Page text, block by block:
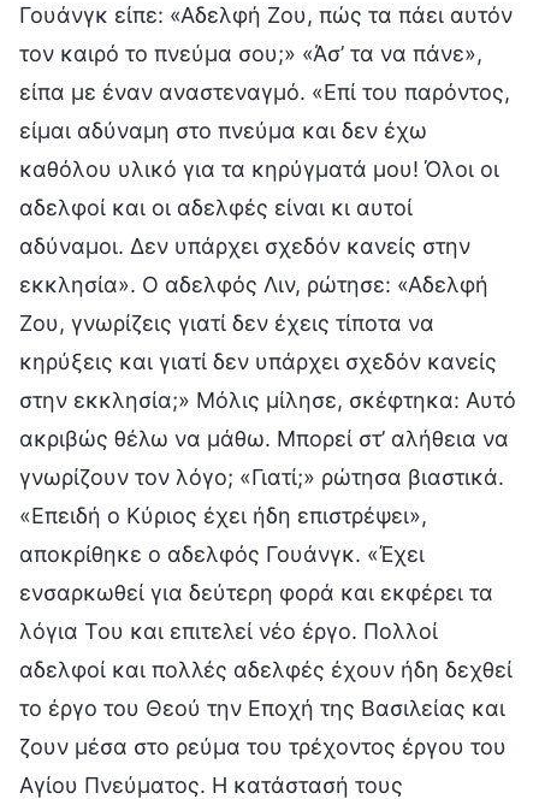
Γουάνγκ είπε: «Αδελφή Ζου, πώς τα πάει αυτόν
τον καιρό το πνεύμα σου;» «Άσ’ τα να πάνε»,
είπα με έναν αναστεναγμό. «Επί του παρόντος,
είμαι αδύναμη στο πνεύμα και δεν έχω
καθόλου υλικό για τα κηρύγματά μου! Όλοι οι
αδελφοί και οι αδελφές είναι κι αυτοί
αδύναμοι. Δεν υπάρχει σχεδόν κανείς στην
εκκλησία». Ο αδελφός Λιν, ρώτησε: «Αδελφή
Ζου, γνωρίζεις γιατί δεν έχεις τίποτα να
κηρύξεις και γιατί δεν υπάρχει σχεδόν κανείς
στην εκκλησία;» Μόλις μίλησε, σκέφτηκα: Αυτό
ακριβώς θέλω να μάθω. Μπορεί στ’ αλήθεια να
γνωρίζουν τον λόγο; «Γιατί;» ρώτησα βιαστικά.
«Επειδή ο Κύριος έχει ήδη επιστρέψει»,
αποκρίθηκε ο αδελφός Γουάνγκ. «Έχει
ενσαρκωθεί για δεύτερη φορά και εκφέρει τα
λόγια Του και επιτελεί νέο έργο. Πολλοί
αδελφοί και πολλές αδελφές έχουν ήδη δεχθεί
το έργο του Θεού την Εποχή της Βασιλείας και
ζουν μέσα στο ρεύμα του τρέχοντος έργου του
Αγίου Πνεύματος. Η κατάστασή τους